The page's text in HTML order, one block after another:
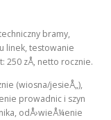
bramy,
linek, testowanie
250 zÅ‚ netto rocznie.
(wiosna/jesieÅ„),
prowadnic i szyn
odÅ›wieÅ¼enie